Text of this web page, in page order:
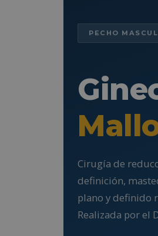
PECHO
Cirugía de
definición,
plano y definido
Realizada por el